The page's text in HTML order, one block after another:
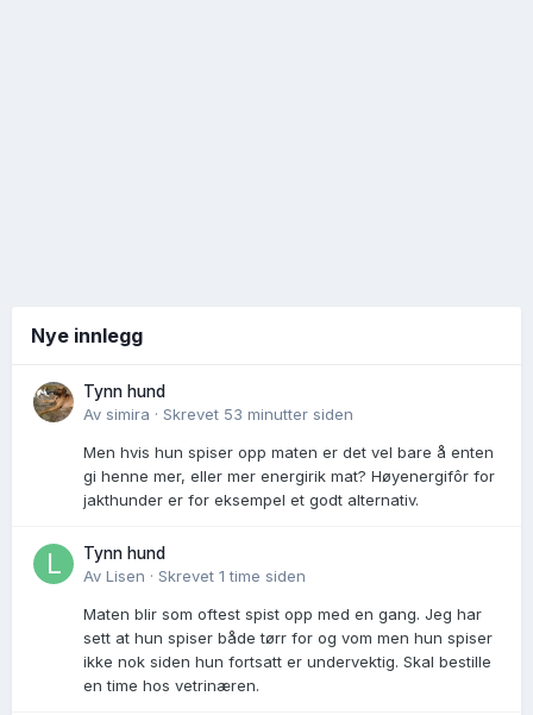
Nye innlegg
Tynn hund
Av simira · Skrevet 53 minutter siden
Men hvis hun spiser opp maten er det vel bare å enten
gi henne mer, eller mer energirik mat? Høyenergifôr for
jakthunder er for eksempel et godt alternativ.
Tynn hund
Av Lisen · Skrevet 1 time siden
Maten blir som oftest spist opp med en gang. Jeg har
sett at hun spiser både tørr for og vom men hun spiser
ikke nok siden hun fortsatt er undervektig. Skal bestille
en time hos vetrinæren.